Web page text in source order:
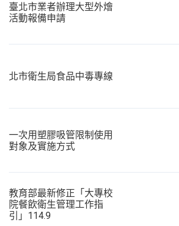
臺北市業者辦理大型外燴
活動報備申請
北市衛生局食品中毒專線
一次用塑膠吸管限制使用
對象及實施方式
教育部最新修正「大專校
院餐飲衛生管理工作指
引」114.9